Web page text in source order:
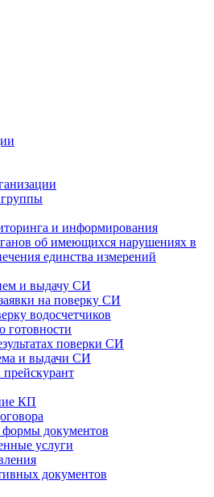
и информирования
об имеющихся нарушениях в
единства измерений
и выдачу СИ
на поверку СИ
водосчетчиков
готовности
поверки СИ
и выдачи СИ
КП
документов
услуги
документов